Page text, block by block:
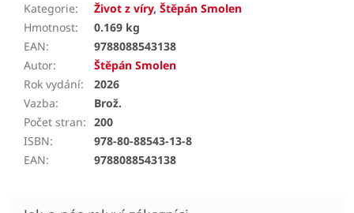
Kategorie: Život z víry, Štěpán Smolen
Hmotnost:
0.169 kg
EAN:
9788088543138
Autor:
Štěpán Smolen
Rok vydání:
2026
Vazba:
Brož.
Počet stran: 200
ISBN:
978-80-88543-13-8
EAN: 9788088543138